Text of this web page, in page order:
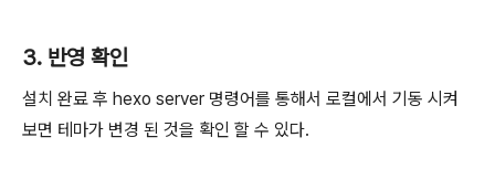
3. 반영 확인
설치 완료 후 hexo server 명령어를 통해서 로컬에서 기동 시켜
보면 테마가 변경 된 것을 확인 할 수 있다.